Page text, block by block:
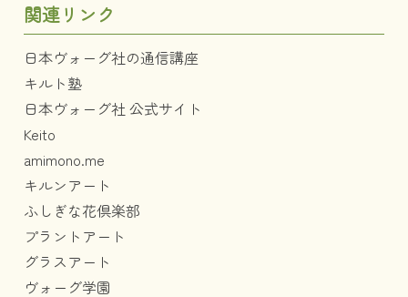
関連リンク
日本ヴォーグ社の通信講座
キルト塾
日本ヴォーグ社 公式サイト
Keito
amimono.me
キルンアート
ふしぎな花倶楽部
プラントアート
グラスアート
ヴォーグ学園